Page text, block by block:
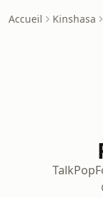
Accueil Kinshasa
TalkPop